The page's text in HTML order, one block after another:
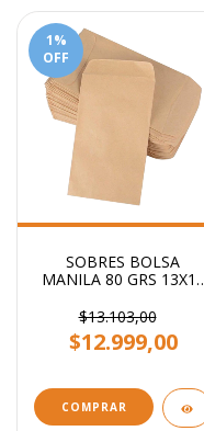
1%
OFF
SOBRES BOLSA
MANILA 80 GRS 13X19
$13.103,00
$12.999,00
COMPRAR